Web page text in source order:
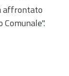
affrontato